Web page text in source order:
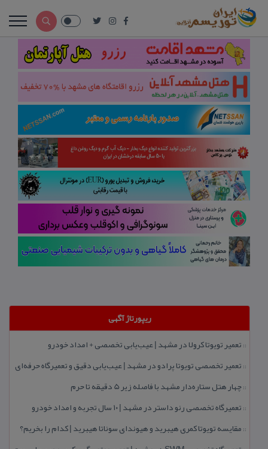
ریپورتاژ آگهی
:: تعمیر تویوتا كرولا در مشهد | عیب‌یابی تخصصی + امداد خودرو
:: تعمیر تخصصی تویوتا پرادو در مشهد | عیب‌یابی دقیق و تعمیرگاه حرفه‌ای
::چهار هتل‌ ستاره‌دار مشهد با فاصله زیر 5 دقیقه تا حرم
:: تعمیرگاه تخصصی رنو داستر در مشهد | ۱۰ سال تجربه و امداد خودرو
:: مقایسه تویوتا كمری هیبرید و هیوندای سوناتا هیبرید | كدام را بخریم؟